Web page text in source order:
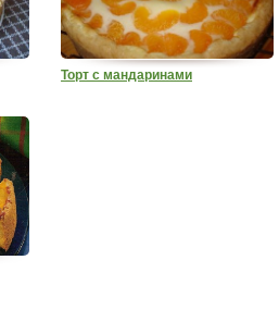
Торт с мандаринами